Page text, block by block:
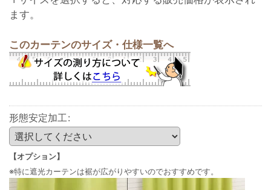
ます。
このカーテンのサイズ・仕様一覧へ
形態安定加工:
【オプション】
※特に遮光カーテンは裾が広がりやすいのでおすすめです。